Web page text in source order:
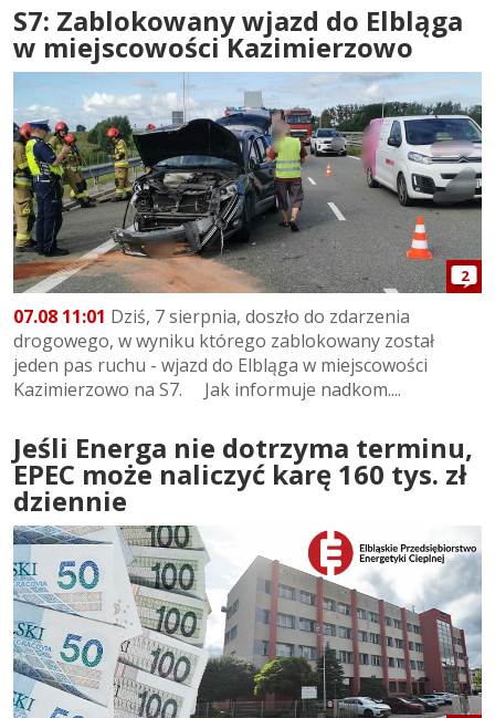
S7: Zablokowany wjazd do Elbląga
w miejscowości Kazimierzowo
2
07.08 11:01 Dziś, 7 sierpnia, doszło do zdarzenia
drogowego, w wyniku którego zablokowany został
jeden pas ruchu - wjazd do Elbląga w miejscowości
Kazimierzowo na S7. Jak informuje nadkom....
Jeśli Energa nie dotrzyma terminu,
EPEC może naliczyć karę 160 tys. zł
dziennie